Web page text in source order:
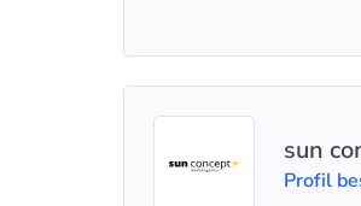
sun
Profil